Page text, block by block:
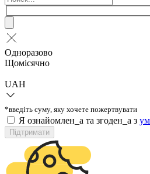
Одноразово
Щомісячно
UAH
*введіть суму, яку хочете пожертвувати
Я ознайомлен_а та згоден_а з
Підтримати